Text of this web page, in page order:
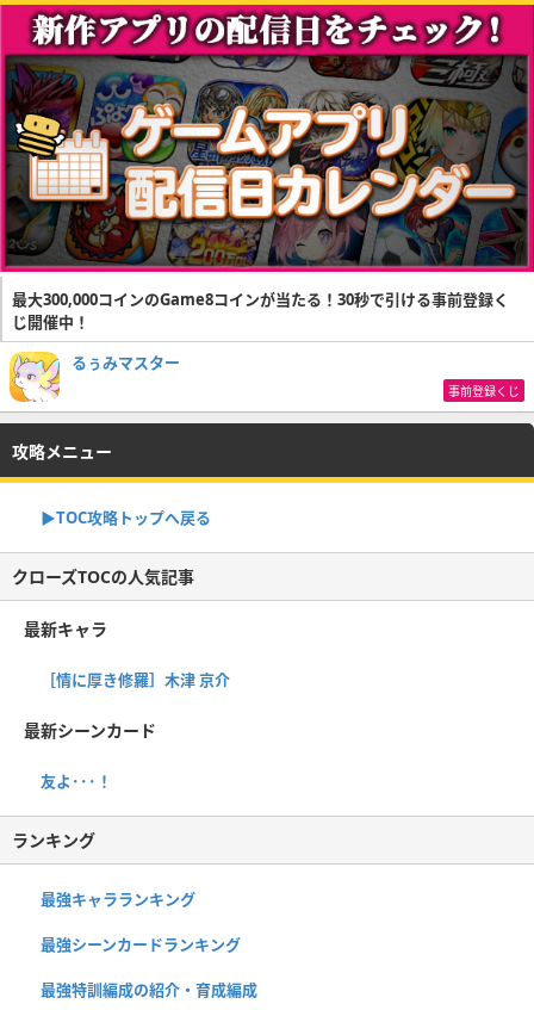
最大300,000コインのGame8コインが当たる！30秒で引ける事前登録く
じ開催中！
るぅみマスター
事前登録くじ
攻略メニュー
▶TOC攻略トップへ戻る
クローズTOCの人気記事
最新キャラ
［情に厚き修羅］木津 京介
最新シーンカード
友よ･･･！
ランキング
最強キャラランキング
最強シーンカードランキング
最強特訓編成の紹介・育成編成